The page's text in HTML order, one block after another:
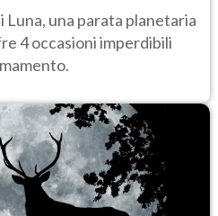
Luna, una parata planetaria
4 occasioni imperdibili